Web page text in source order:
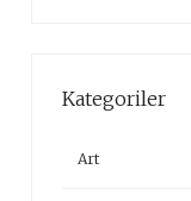
Kategoriler
Art